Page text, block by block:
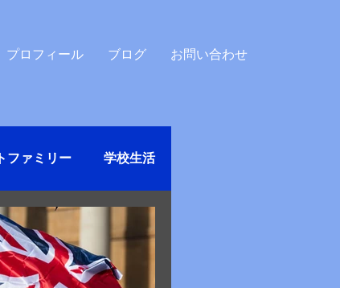
プロフィール ブログ お問い合わせ
ファミリー 学校生活